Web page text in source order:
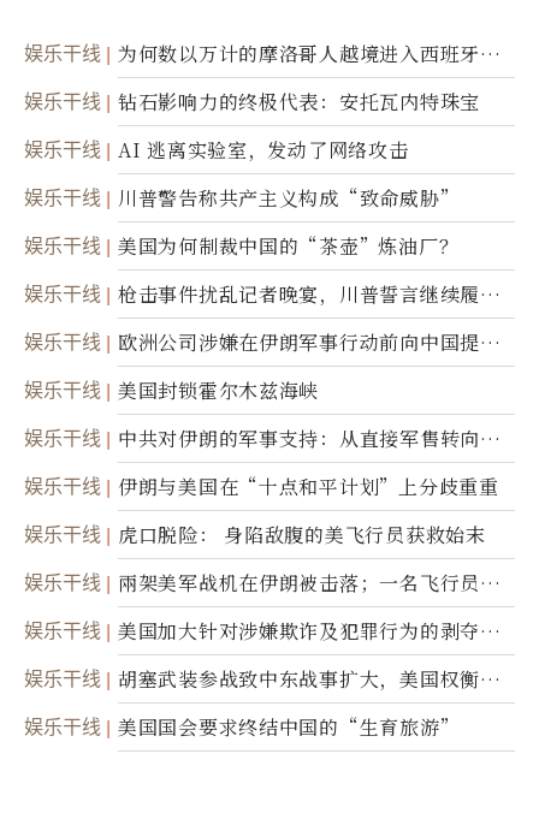
娱乐干线
为何数以万计的摩洛哥人越境进入西班牙休
达
娱乐干线 钻石影响力的终极代表：安托瓦内特珠宝
娱乐干线 AI 逃离实验室，发动了网络攻击
娱乐干线 川普警告称共产主义构成“致命威胁”
娱乐干线 美国为何制裁中国的“茶壶”炼油厂？
娱乐干线
枪击事件扰乱记者晚宴，川普誓言继续履行
职责
娱乐干线
欧洲公司涉嫌在伊朗军事行动前向中国提供
美军基地的卫星图像
娱乐干线 美国封锁霍尔木兹海峡
娱乐干线
中共对伊朗的军事支持：从直接军售转向间
接技术转让
娱乐干线 伊朗与美国在“十点和平计划”上分歧重重
娱乐干线 虎口脱险： 身陷敌腹的美飞行员获救始末
娱乐干线
兩架美军战机在伊朗被击落；一名飞行员失
踪
娱乐干线
美国加大针对涉嫌欺诈及犯罪行为的剥夺公
民权力度
娱乐干线
胡塞武装参战致中东战事扩大，美国权衡地
面入侵的可能性
娱乐干线 美国国会要求终结中国的“生育旅游”